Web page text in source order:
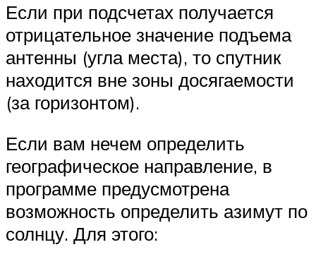
Если при подсчетах получается
отрицательное значение подъема
антенны (угла места), то спутник
находится вне зоны досягаемости
(за горизонтом).
Если вам нечем определить
географическое направление, в
программе предусмотрена
возможность определить азимут по
солнцу. Для этого: